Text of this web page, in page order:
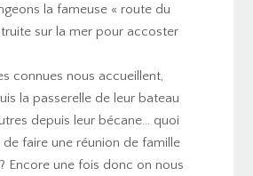
la fameuse « route du
sur la mer pour accoster
connues nous accueillent,
la passerelle de leur bateau
depuis leur bécane… quoi
faire une réunion de famille
Encore une fois donc on nous